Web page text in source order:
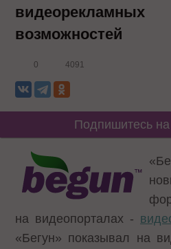
видеорекламных
возможностей
0 4091
Подпишитесь
на видеопорталах -
«Бегун» показывал на